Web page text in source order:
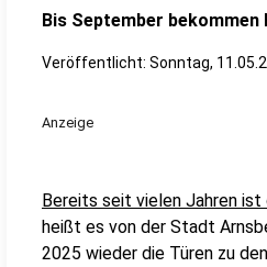
Bis September bekommen
Veröffentlicht: Sonntag,
Anzeige
Bereits seit vielen Jahren ist
heißt es von der Stadt
2025 wieder die Türen zu